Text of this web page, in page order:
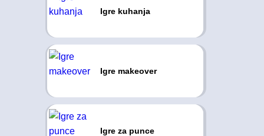
Igre kuhanja
Igre makeover
Igre za punce